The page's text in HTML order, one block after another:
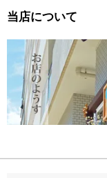
当店について